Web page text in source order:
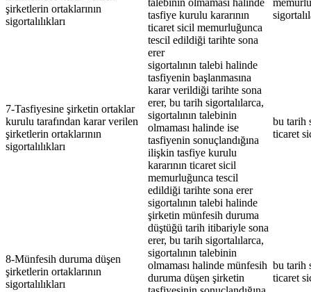
şirketlerin ortaklarının
sigortalılıkları
tasfiye kurulu kararının
ticaret sicil memurluğunca
tescil edildiği tarihte sona
erer
7-Tasfiyesine şirketin ortaklar
kurulu tarafından karar verilen
şirketlerin ortaklarının
sigortalılıkları
sigortalının talebi halinde
tasfiyenin başlanmasına
karar verildiği tarihte sona
erer, bu tarih sigortalılarca,
sigortalının talebinin
olmaması halinde ise
tasfiyenin sonuçlandığına
ilişkin tasfiye kurulu
kararının ticaret sicil
memurluğunca tescil
edildiği tarihte sona erer
bu tarih
ticaret
8-Münfesih duruma düşen
şirketlerin ortaklarının
sigortalılıkları
sigortalının talebi halinde
şirketin münfesih duruma
düştüğü tarih itibariyle sona
erer, bu tarih sigortalılarca,
sigortalının talebinin
olmaması halinde münfesih
duruma düşen şirketin
bu tarih
ticaret